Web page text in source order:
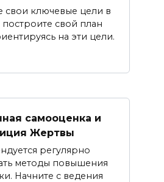
свои ключевые цели в
свой план
на эти цели.
самооценка и
Жертвы
регулярно
методы повышения
Начните с ведения